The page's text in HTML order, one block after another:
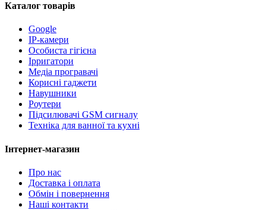
Каталог товарів
Google
IP-камери
Особиста гігієна
Ірригатори
Медіа програвачі
Корисні гаджети
Навушники
Роутери
Підсилювачі GSM сигналу
Техніка для ванної та кухні
Інтернет-магазин
Про нас
Доставка і оплата
Обмін і повернення
Наші контакти